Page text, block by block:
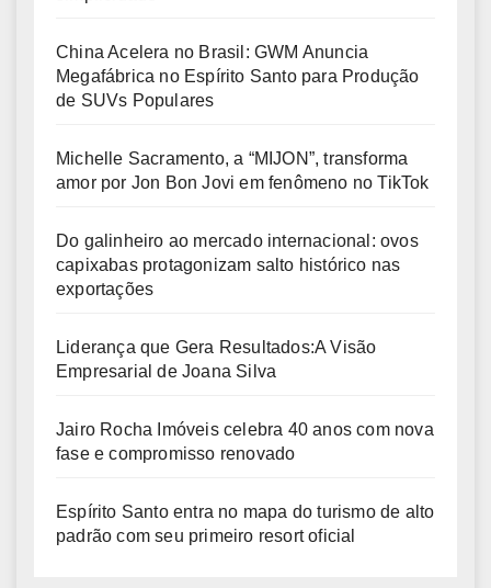
China Acelera no Brasil: GWM Anuncia
Megafábrica no Espírito Santo para Produção
de SUVs Populares
Michelle Sacramento, a “MIJON”, transforma
amor por Jon Bon Jovi em fenômeno no TikTok
Do galinheiro ao mercado internacional: ovos
capixabas protagonizam salto histórico nas
exportações
Liderança que Gera Resultados:A Visão
Empresarial de Joana Silva
Jairo Rocha Imóveis celebra 40 anos com nova
fase e compromisso renovado
Espírito Santo entra no mapa do turismo de alto
padrão com seu primeiro resort oficial